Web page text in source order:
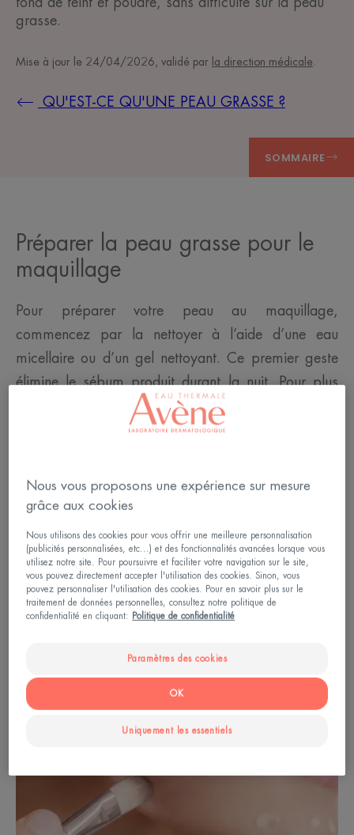
grasse.
Mise à jour le 24/04/2026 , validé par la direction médicale
QU'EST-CE QU'UNE PEAU GRASSE ?
SOMMAIRE
Préparer la peau grasse pour le
maquillage
Pour préparer votre peau au maquillage,
commencez par la nettoyer à l’aide d’une eau
micellaire ou d’un gel nettoyant. Ce premier geste
élimine le sébum produit durant la nuit. Pour plus
de luminosité et limiter la séborrhée, c'est-à-dire la
production de sébum, hydratez votre peau à l’aide
déshydratée, ajoutez un sérum hydratant avant le
soin matifiant. Le choix de ces soins constitue une
améliorer sa tenue.
Nous vous proposons une expérience sur mesure
grâce aux cookies
Nous utilisons des cookies pour vous offrir une meilleure personnalisation
(publicités personnalisées, etc...) et des fonctionnalités avancées lorsque vous
utilisez notre site. Pour poursuivre et faciliter votre navigation sur le site,
vous pouvez directement accepter l'utilisation des cookies. Sinon, vous
pouvez personnaliser l'utilisation des cookies. Pour en savoir plus sur le
traitement de données personnelles, consultez notre politique de
confidentialité en cliquant:
Politique de confidentialité
Paramètres des cookies
Uniquement les essentiels
OK